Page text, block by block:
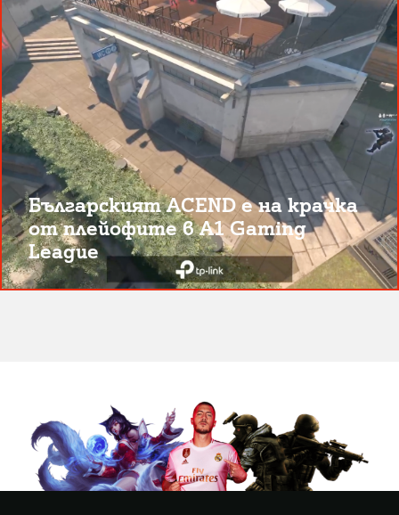
Българският ACEND е на крачка
от плейофите в A1 Gaming
League